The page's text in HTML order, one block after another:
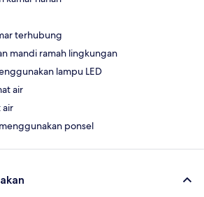
terhubung
mandi ramah lingkungan
lampu LED
air
air
ponsel